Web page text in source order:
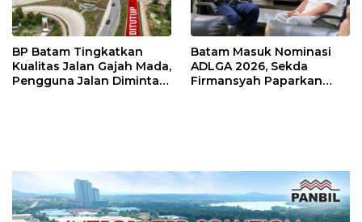
BP Batam Tingkatkan
Kualitas Jalan Gajah Mada,
Pengguna Jalan Diminta
Batam Masuk Nominasi
ADLGA 2026, Sekda
Firmansyah Paparkan